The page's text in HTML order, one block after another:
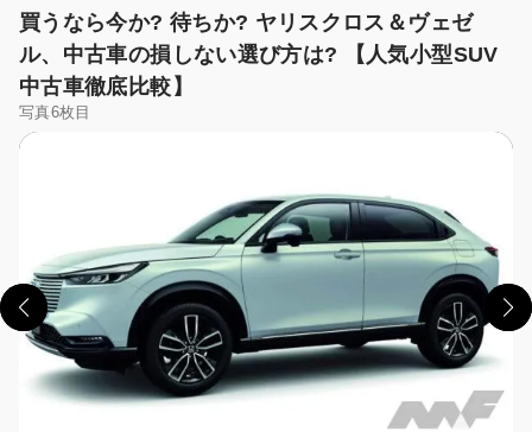
買うなら今か? 待ちか? ヤリスクロス＆ヴェゼ
ル、中古車の損しない選び方は? 【人気小型SUV
中古車徹底比較】
写真6枚目